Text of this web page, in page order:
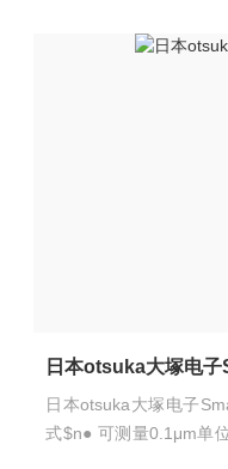
日本otsuka大塚电
日本otsuka大塚电子
式$n● 可测量0.1μm单